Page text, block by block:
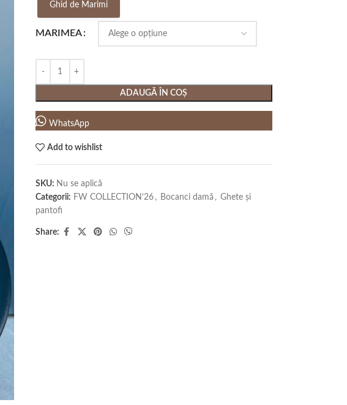
Ghid de Marimi
MARIMEA
ADAUGĂ ÎN COȘ
WhatsApp
Add to wishlist
SKU: Nu se aplică
Categorii: FW COLLECTION’26 , Bocanci damă , Ghete și
pantofi
Share: